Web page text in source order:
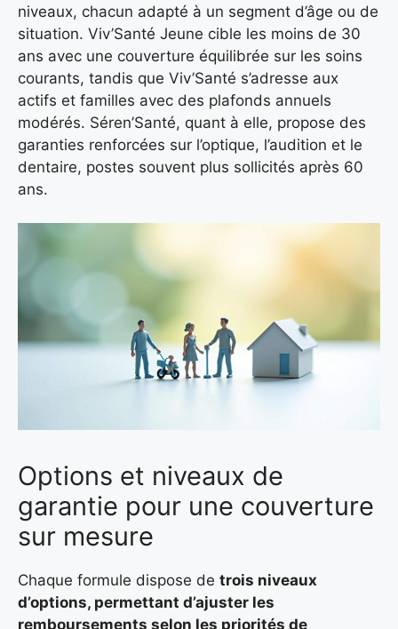
niveaux, chacun adapté à un segment d’âge ou de
situation. Viv’Santé Jeune cible les moins de 30
ans avec une couverture équilibrée sur les soins
courants, tandis que Viv’Santé s’adresse aux
actifs et familles avec des plafonds annuels
modérés. Séren’Santé, quant à elle, propose des
garanties renforcées sur l’optique, l’audition et le
dentaire, postes souvent plus sollicités après 60
ans.
Options et niveaux de
garantie pour une couverture
sur mesure
Chaque formule dispose de trois niveaux
d’options, permettant d’ajuster les
remboursements selon les priorités de